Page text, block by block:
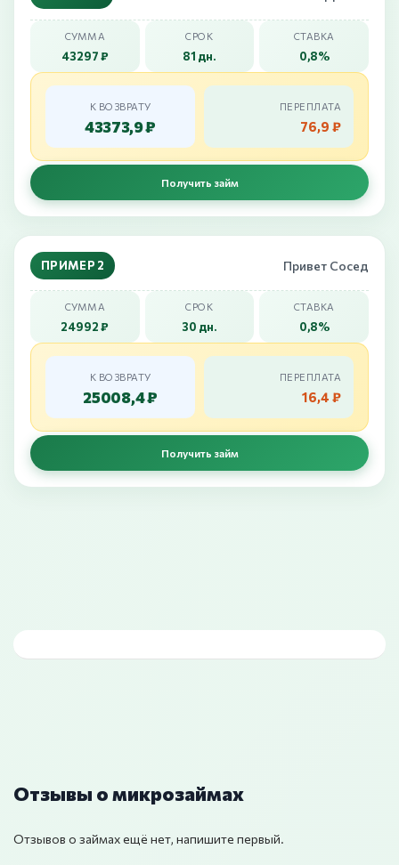
СУММА
43297 ₽
СРОК
81 дн.
СТАВКА
0,8%
К ВОЗВРАТУ
43373,9 ₽
ПЕРЕПЛАТА
76,9 ₽
Получить займ
ПРИМЕР 2 Привет Сосед
СУММА
24992 ₽
СРОК
30 дн.
СТАВКА
0,8%
К ВОЗВРАТУ
25008,4 ₽
ПЕРЕПЛАТА
16,4 ₽
Получить займ
Отзывы о микрозаймах
Отзывов о займах ещё нет, напишите первый.